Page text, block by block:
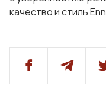
качество и стиль